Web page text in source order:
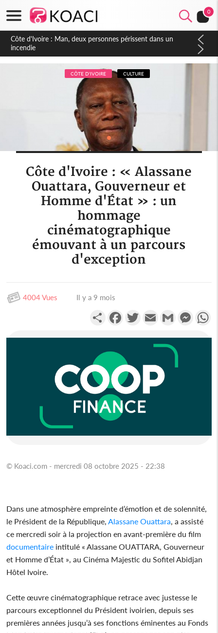
0
Côte d'Ivoire : Séileu, la célébration de la fête nationale
transformée en vaste campagne contre les produits
dépigmentants dangereux
CÔTE D'IVOIRE CULTURE
Côte d'Ivoire : « Alassane
Ouattara, Gouverneur et
Homme d'État » : un
hommage
cinématographique
émouvant à un parcours
d'exception
4004 Vues Il y a 9 mois
PartagerFacebookTwitterEmail Gmail
© Koaci.com - mercredi 08 octobre 2025 - 22:38
Dans une atmosphère empreinte d’émotion et de solennité,
le Président de la République, Alassane Ouattara , a assisté
ce mercredi soir à la projection en avant-première du film
documentaire intitulé « Alassane OUATTARA, Gouverneur
et Homme d’État », au Cinéma Majestic du Sofitel Abidjan
Hôtel Ivoire.
Cette œuvre cinématographique retrace avec justesse le
parcours exceptionnel du Président ivoirien, depuis ses
premières années jusqu’à ses fonctions éminentes au Fonds